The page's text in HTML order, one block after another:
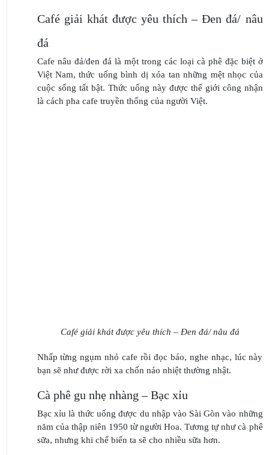
Café giải khát được yêu thích – Đen đá/ nâu
đá
Cafe nâu đá/đen đá là một trong các loại cà phê đặc biệt ở
Việt Nam, thức uống bình dị xóa tan những mệt nhọc của
cuộc sống tất bật. Thức uống này được thế giới công nhận
là cách pha cafe truyền thống của người Việt.
Café giải khát được yêu thích – Đen đá/ nâu đá
Nhấp từng ngụm nhỏ cafe rồi đọc báo, nghe nhạc, lúc này
bạn sẽ như được rời xa chốn náo nhiệt thường nhật.
Cà phê gu nhẹ nhàng – Bạc xỉu
Bạc xỉu là thức uống được du nhập vào Sài Gòn vào những
năm của thập niên 1950 từ người Hoa. Tương tự như cà phê
sữa, nhưng khi chế biến ta sẽ cho nhiều sữa hơn.